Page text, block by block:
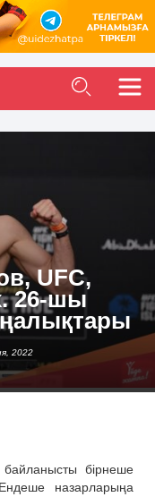
UFC,
26-шы
2022
байланысты бірнеше
назарларыңа